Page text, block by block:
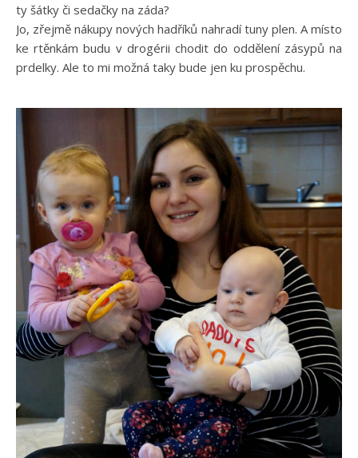
ty šátky či sedačky na záda?
Jo, zřejmě nákupy nových hadříků nahradí tuny plen. A místo
ke rtěnkám budu v drogérii chodit do oddělení zásypů na
prdelky. Ale to mi možná taky bude jen ku prospěchu.